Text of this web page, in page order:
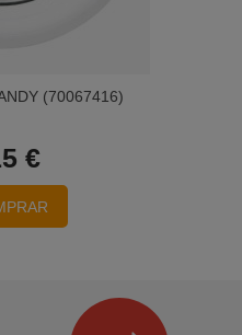
(70067416)
€